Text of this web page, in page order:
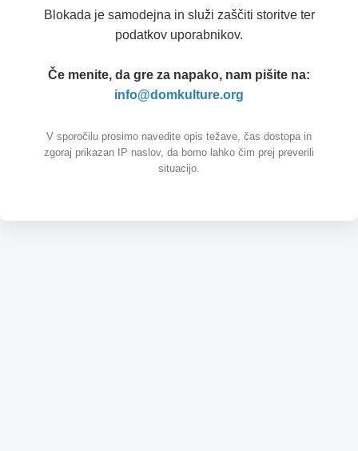
Blokada je samodejna in služi zaščiti storitve ter
podatkov uporabnikov.
Če menite, da gre za napako, nam pišite na:
info@domkulture.org
V sporočilu prosimo navedite opis težave, čas dostopa in
zgoraj prikazan IP naslov, da bomo lahko čim prej preverili
situacijo.